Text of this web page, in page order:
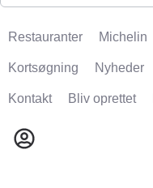
Restauranter Michelin
Kortsøgning Nyheder
Kontakt Bliv oprettet